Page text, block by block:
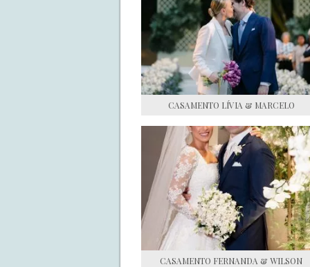
CASAMENTO LÍVIA & MARCELO
CASAMENTO FERNANDA & WILSON